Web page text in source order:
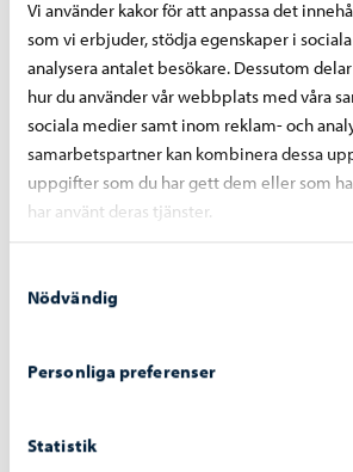
Vi använder kakor för att anpassa det
som vi erbjuder, stödja egenskaper i
analysera antalet besökare. Dessutom
hur du använder vår webbplats med våra
sociala medier samt inom reklam- och
samarbetspartner kan kombinera dessa
uppgifter som du har gett dem eller som
har använt deras tjänster.
Nödvändig
Personliga preferenser
Statistik
Faktureringen av
september – avgiftsgrunderna
för år 2026